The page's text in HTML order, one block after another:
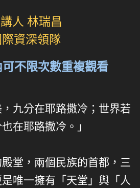
人 林瑞昌
際資深領隊
不限次數重複觀看
，九分在耶路撒冷；世界若
在耶路撒冷。」
堂，兩個民族的首都，三
唯一擁有「天堂」與「人